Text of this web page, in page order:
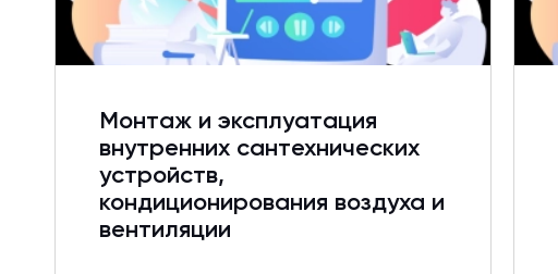
Монтаж и эксплуатация
внутренних сантехнических
устройств,
кондиционирования воздуха и
вентиляции